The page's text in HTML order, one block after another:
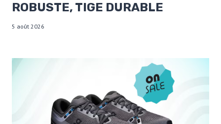
ROBUSTE, TIGE DURABLE
5 août 2026